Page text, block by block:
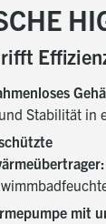
Stabilität in
mit